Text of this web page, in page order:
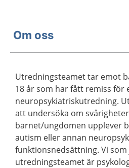
Om oss
Utredningsteamet tar emot
18 år som har fått remiss för
neuropsykiatriskutredning.
att undersöka om
barnet/ungdomen upplever
autism eller annan
funktionsnedsättning. Vi
utredningsteamet är